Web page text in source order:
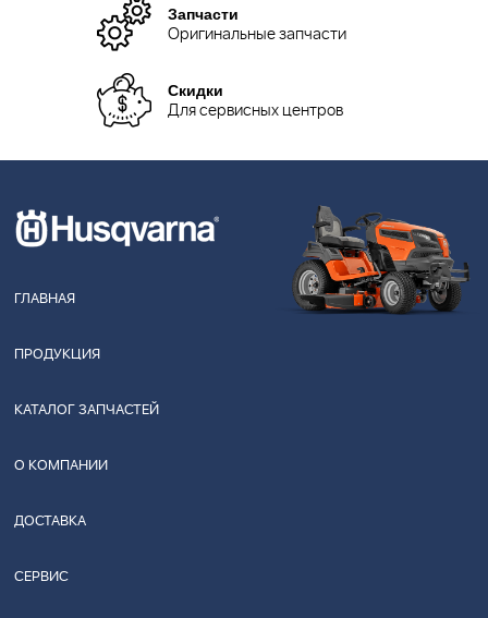
Запчасти
Оригинальные запчасти
Скидки
Для сервисных центров
ГЛАВНАЯ
ПРОДУКЦИЯ
КАТАЛОГ ЗАПЧАСТЕЙ
О КОМПАНИИ
ДОСТАВКА
СЕРВИС